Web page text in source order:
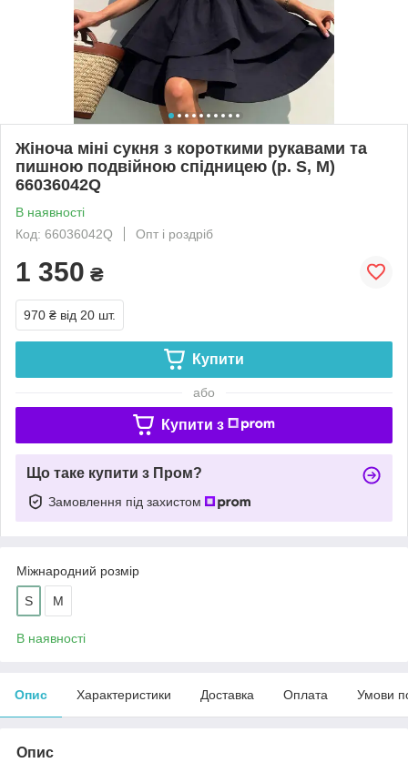
Жіноча міні сукня з короткими рукавами та
пишною подвійною спідницею (р. S, M)
66036042Q
В наявності
Код: 66036042Q
Опт і роздріб
1 350 ₴
970 ₴ від 20 шт.
Купити
або
Купити з
Що таке купити з Пром?
Замовлення під захистом
Міжнародний розмір
S M
В наявності
Опис Характеристики Доставка Оплата Умови
Опис